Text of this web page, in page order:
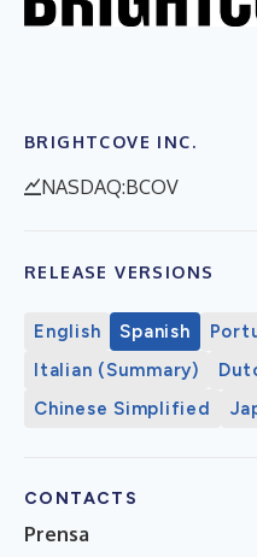
BRIGHTCOVE INC.
NASDAQ:BCOV
RELEASE VERSIONS
English Spanish
Italian (Summary)
Chinese Simplified
CONTACTS
Prensa